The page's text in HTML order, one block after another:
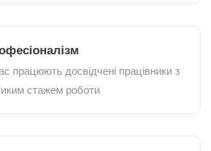
працюють досвідчені працівники з
стажем роботи